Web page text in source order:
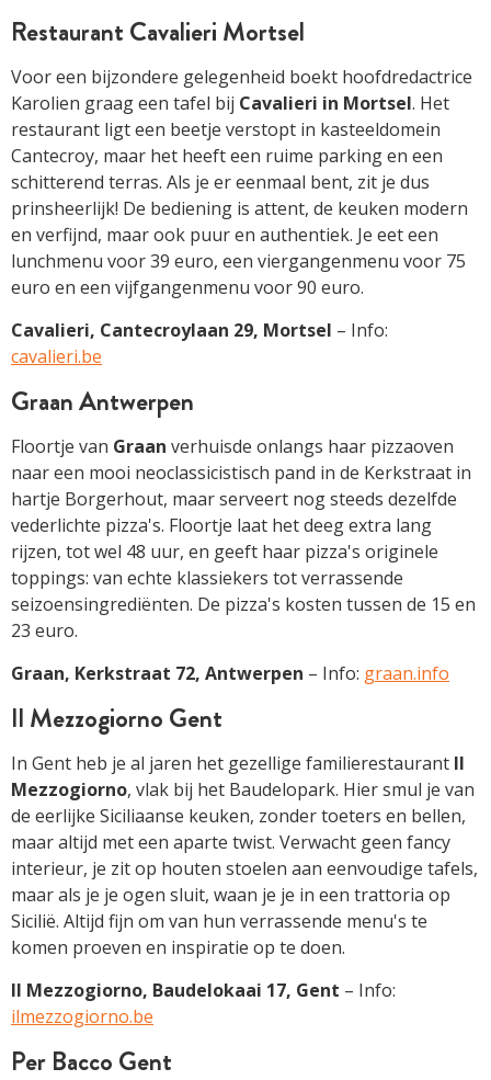
Restaurant Cavalieri Mortsel
Voor een bijzondere gelegenheid boekt hoofdredactrice
Karolien graag een tafel bij Cavalieri in Mortsel. Het
restaurant ligt een beetje verstopt in kasteeldomein
Cantecroy, maar het heeft een ruime parking en een
schitterend terras. Als je er eenmaal bent, zit je dus
prinsheerlijk! De bediening is attent, de keuken modern
en verfijnd, maar ook puur en authentiek. Je eet een
lunchmenu voor 39 euro, een viergangenmenu voor 75
euro en een vijfgangenmenu voor 90 euro.
Cavalieri, Cantecroylaan 29, Mortsel – Info:
cavalieri.be
Graan Antwerpen
Floortje van Graan verhuisde onlangs haar pizzaoven
naar een mooi neoclassicistisch pand in de Kerkstraat in
hartje Borgerhout, maar serveert nog steeds dezelfde
veder­lichte pizza's. Floortje laat het deeg extra lang
rijzen, tot wel 48 uur, en geeft haar pizza's originele
toppings: van echte klassiekers tot verrassende
seizoensingrediënten. De pizza's kosten tussen de 15 en
23 euro.
Graan, Kerkstraat 72, Antwerpen – Info: graan.info
Il Mezzogiorno Gent
In Gent heb je al jaren het gezellige familierestaurant Il
Mezzogiorno, vlak bij het Baudelopark. Hier smul je van
de eerlijke Siciliaanse keuken, zonder toeters en bellen,
maar altijd met een aparte twist. Verwacht geen fancy
interieur, je zit op houten stoelen aan eenvoudige tafels,
maar als je je ogen sluit, waan je je in een trattoria op
Sicilië. Altijd fijn om van hun verrassende menu's te
komen proeven en inspiratie op te doen.
Il Mezzogiorno, Baudelokaai 17, Gent – Info:
ilmezzogiorno.be
Per Bacco Gent